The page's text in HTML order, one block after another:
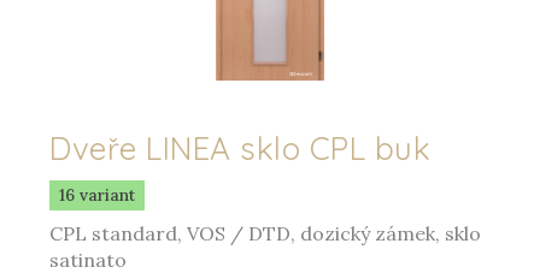
Dveře LINEA sklo CPL buk
16 variant
CPL standard, VOS / DTD, dozický zámek, sklo
satinato